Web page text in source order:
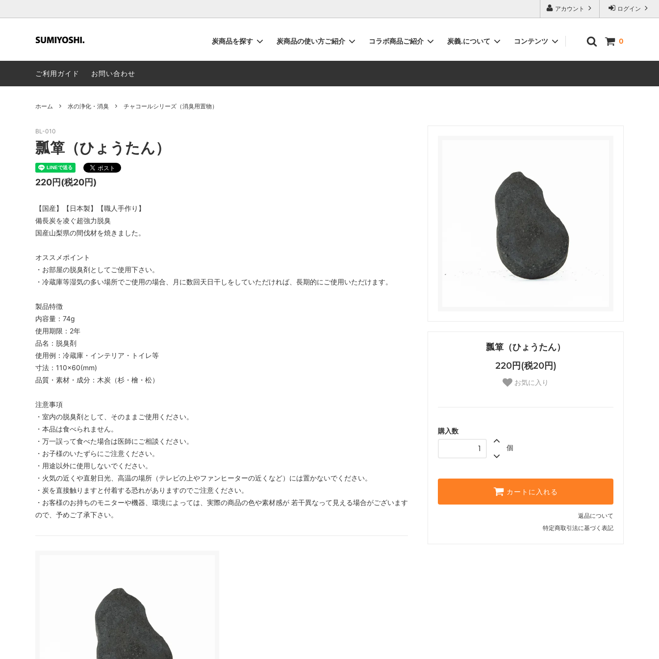
ログイン
アカウント
0
炭商品を探す
飲む炭・食べる炭
炭商品の使い方ご紹介 コラボ商品ご紹介 炭義.について コンテンツ
会社概要
ご利用ガイド お問い合わせ
ホーム 水の浄化・消臭 チャコールシリーズ（消臭用置物）
瓢箪（ひょうたん）
220円(税20円)
お気に入り
購入数
個
カートに入れる
返品について
特定商取引法に基づく表記
BL-010
瓢箪（ひょうたん）
220円(税20円)
【国産】【日本製】【職人手作り】
備長炭を凌ぐ超強力脱臭
国産山梨県の間伐材を焼きました。
オススメポイント
・お部屋の脱臭剤としてご使用下さい。
・冷蔵庫等湿気の多い場所でご使用の場合、月に数回天日干しをしていただければ、長期的にご使用いただけます。
製品特徴
内容量：74g
使用期限：2年
品名：脱臭剤
使用例：冷蔵庫・インテリア・トイレ等
寸法：110×60(mm)
品質・素材・成分：木炭（杉・檜・松）
注意事項
・室内の脱臭剤として、そのままご使用ください。
・本品は食べられません。
・万一誤って食べた場合は医師にご相談ください。
・お子様のいたずらにご注意ください。
・用途以外に使用しないでください。
・火気の近くや直射日光、高温の場所（テレビの上やファンヒーターの近くなど）には置かないでください。
・炭を直接触りますと付着する恐れがありますのでご注意ください。
・お客様のお持ちのモニターや機器、環境によっては、実際の商品の色や素材感が 若干異なって見える場合がございます
ので、予めご了承下さい。